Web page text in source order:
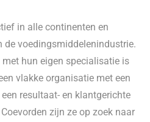
in alle continenten en
de voedingsmiddelenindustrie.
hun eigen specialisatie is
vlakke organisatie met een
resultaat- en klantgerichte
zijn ze op zoek naar